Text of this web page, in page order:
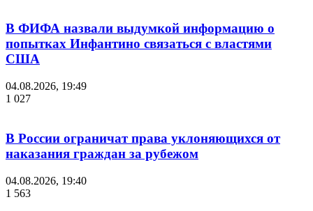
В ФИФА назвали выдумкой информацию о
попытках Инфантино связаться с властями
США
04.08.2026, 19:49
1 027
В России ограничат права уклоняющихся от
наказания граждан за рубежом
04.08.2026, 19:40
1 563